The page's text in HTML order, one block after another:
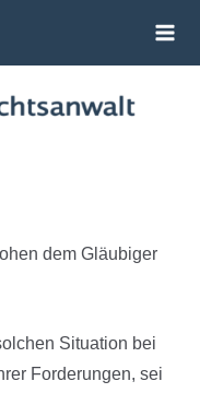
dem Gläubiger
Situation bei
Forderungen, sei